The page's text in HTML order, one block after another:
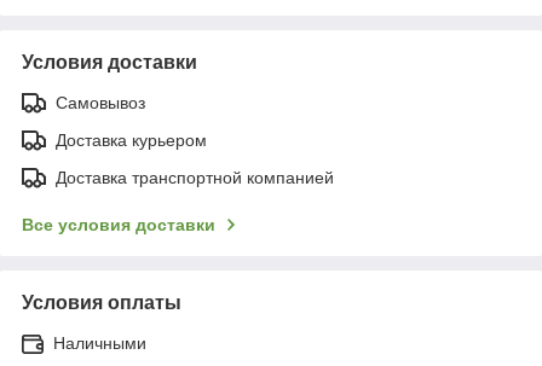
Условия доставки
Самовывоз
Доставка курьером
Доставка транспортной компанией
Все условия доставки
Условия оплаты
Наличными